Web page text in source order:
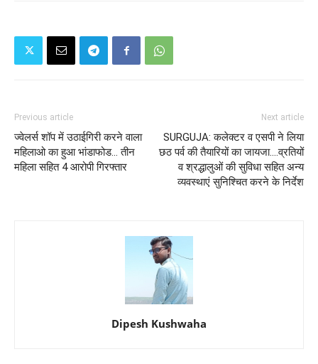
Previous article
ज्वेलर्स शॉप में उठाईगिरी करने वाला
महिलाओ का हुआ भांडाफोड... तीन
महिला सहित 4 आरोपी गिरफ्तार
Next article
SURGUJA: कलेक्टर व एसपी ने लिया
छठ पर्व की तैयारियों का जायजा....व्रतियों
व श्रद्धालुओं की सुविधा सहित अन्य
व्यवस्थाएं सुनिश्चित करने के निर्देश
Dipesh Kushwaha